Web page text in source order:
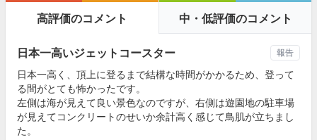
高評価のコメント 中・低評価のコメント
日本一高いジェットコースター
日本一高く、頂上に登るまで結構な時間がかかるため、登って
る間がとても怖かったです。
左側は海が見えて良い景色なのですが、右側は遊園地の駐車場
が見えてコンクリートのせいか余計高く感じて鳥肌が立ちまし
た。
報告